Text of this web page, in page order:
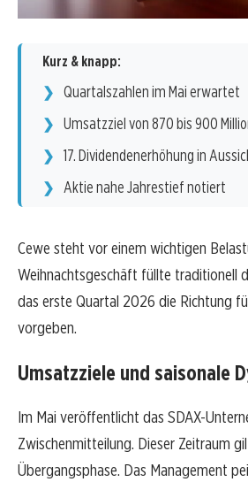
Kurz & knapp:
Quartalszahlen im Mai erwartet
Umsatzziel von 870 bis 900
17. Dividendenerhöhung in
Aktie nahe Jahrestief notiert
Cewe steht vor einem wichtigen
Weihnachtsgeschäft füllte traditionell
das erste Quartal 2026 die Richtung
vorgeben.
Umsatzziele und saisonale
Im Mai veröffentlicht das SDAX-
Zwischenmitteilung. Dieser Zeitraum
Übergangsphase. Das Management